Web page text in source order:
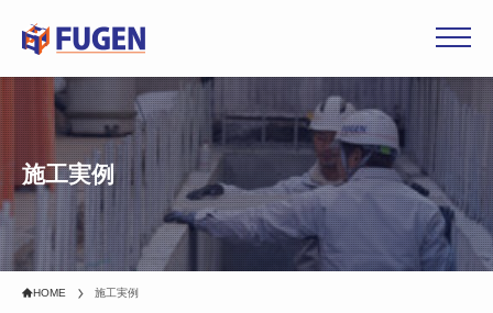
施工実例
HOME 施工実例
ホーム
選ばれる理由
事業内容